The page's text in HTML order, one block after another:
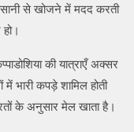
से खोजने में मदद करती
की यात्राएँ अक्सर
भारी कपड़े शामिल होती
के अनुसार मेल खाता है।